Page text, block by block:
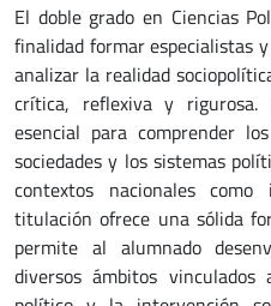
El doble grado en Ciencias
finalidad formar especialistas
analizar la realidad
crítica, reflexiva y
esencial para comprender
sociedades y los sistemas
contextos nacionales
titulación ofrece una sólida
permite al alumnado
diversos ámbitos